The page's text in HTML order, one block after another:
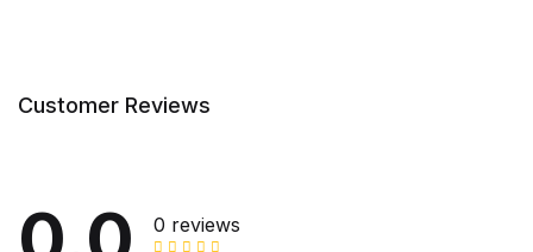
Customer Reviews
0 reviews